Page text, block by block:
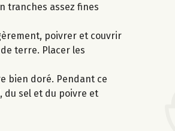
tranches assez fines
poivrer et couvrir
terre. Placer les
bien doré. Pendant ce
du sel et du poivre et